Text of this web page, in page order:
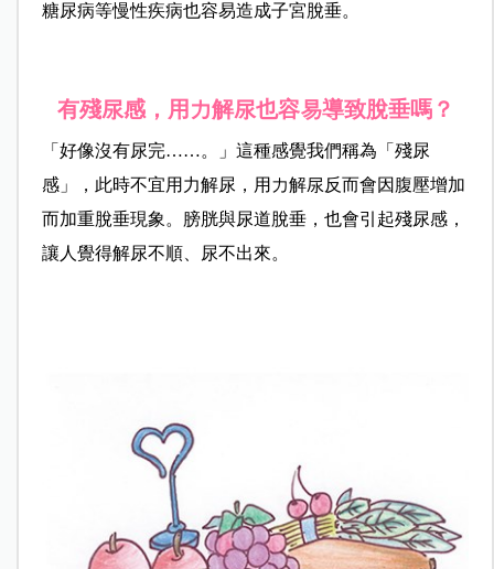
糖尿病等慢性疾病也容易造成子宮脫垂。
有殘尿感，用力解尿也容易導致脫垂嗎？
「好像沒有尿完……。」這種感覺我們稱為「殘尿
感」，此時不宜用力解尿，用力解尿反而會因腹壓增加
而加重脫垂現象。膀胱與尿道脫垂，也會引起殘尿感，
讓人覺得解尿不順、尿不出來。